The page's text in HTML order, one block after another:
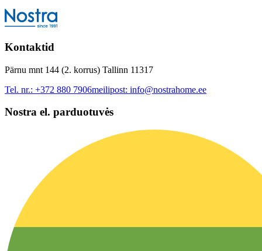
Kontaktid
Pärnu mnt 144 (2. korrus) Tallinn 11317
Tel. nr.: +372 880 7906meilipost: info@nostrahome.ee
Nostra el. parduotuvės